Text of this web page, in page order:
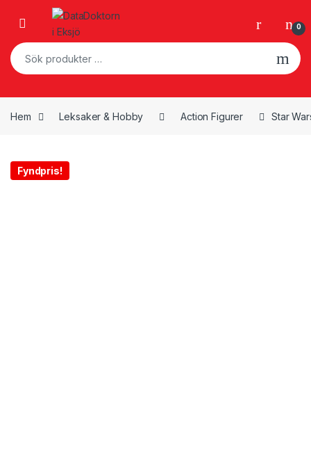
Skip to navigation
Skip to content
Open 0
Sök efter:
Hem Leksaker & Hobby Action Figurer Star
Fyndpris!